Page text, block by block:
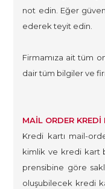
not edin. Eğer
ederek teyit edin.
Firmamıza ait tüm
dair tüm bilgiler ve
MAİL ORDER
Kredi kartı mail-
kimlik ve kredi kart
prensibine göre
oluşubilecek kredi